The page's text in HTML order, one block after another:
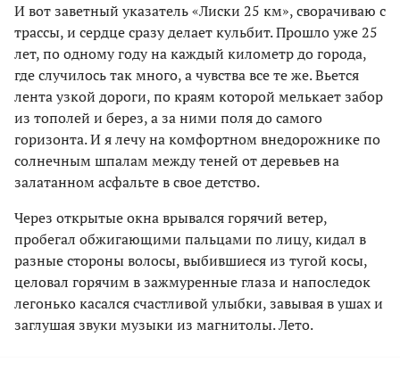
И вот заветный указатель «Лиски 25 км», сворачиваю с
трассы, и сердце сразу делает кульбит. Прошло уже 25
лет, по одному году на каждый километр до города,
где случилось так много, а чувства все те же. Вьется
лента узкой дороги, по краям которой мелькает забор
из тополей и берез, а за ними поля до самого
горизонта. И я лечу на комфортном внедорожнике по
солнечным шпалам между теней от деревьев на
залатанном асфальте в свое детство.
Через открытые окна врывался горячий ветер,
пробегал обжигающими пальцами по лицу, кидал в
разные стороны волосы, выбившиеся из тугой косы,
целовал горячим в зажмуренные глаза и напоследок
легонько касался счастливой улыбки, завывая в ушах и
заглушая звуки музыки из магнитолы. Лето.